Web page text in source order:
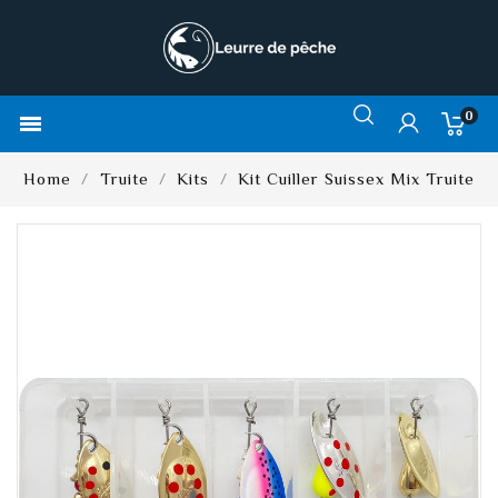
 0
Home Truite Kits Kit Cuiller Suissex Mix Truite